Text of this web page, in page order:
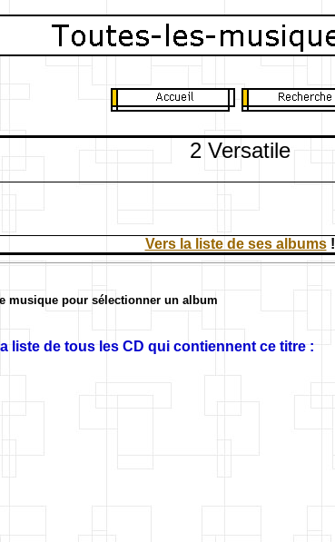
2 Versatile
Vers la liste de ses albums!
musique pour sélectionner un album
liste de tous les CD qui contiennent ce titre :